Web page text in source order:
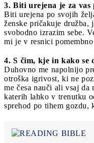
3. Biti urejena je za
Biti urejena po svojih
ženske pričakuje družba,
svobodno izrazim sebe.
mi je v resnici
4. S čim, kje in kako se
Duhovno me napolnijo
otroška igrivost, ki ne
me česa nauči ali vsaj
katerih lahko v trenutku
sprehod po tihem gozdu,